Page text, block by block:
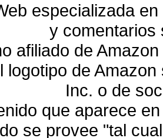
especializada
y
afiliado de
logotipo de
Inc. o de
que aparece
se provee "tal